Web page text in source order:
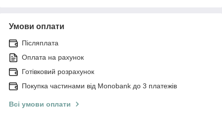
Умови оплати
Післяплата
Оплата на рахунок
Готівковий розрахунок
Покупка частинами від Monobank до 3 платежів
Всі умови оплати